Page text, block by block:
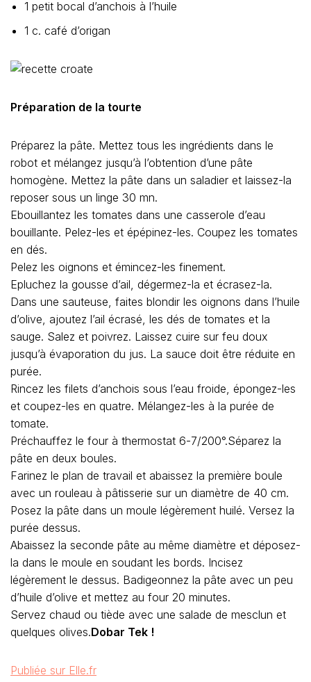
1 petit bocal d’anchois à l’huile
1 c. café d’origan
Préparation de la tourte
Préparez la pâte. Mettez tous les ingrédients dans le
robot et mélangez jusqu’à l’obtention d’une pâte
homogène. Mettez la pâte dans un saladier et laissez-la
reposer sous un linge 30 mn.
Ebouillantez les tomates dans une casserole d’eau
bouillante. Pelez-les et épépinez-les. Coupez les tomates
en dés.
Pelez les oignons et émincez-les finement.
Epluchez la gousse d’ail, dégermez-la et écrasez-la.
Dans une sauteuse, faites blondir les oignons dans l’huile
d’olive, ajoutez l’ail écrasé, les dés de tomates et la
sauge. Salez et poivrez. Laissez cuire sur feu doux
jusqu’à évaporation du jus. La sauce doit être réduite en
purée.
Rincez les filets d’anchois sous l’eau froide, épongez-les
et coupez-les en quatre. Mélangez-les à la purée de
tomate.
Préchauffez le four à thermostat 6-7/200°.Séparez la
pâte en deux boules.
Farinez le plan de travail et abaissez la première boule
avec un rouleau à pâtisserie sur un diamètre de 40 cm.
Posez la pâte dans un moule légèrement huilé. Versez la
purée dessus.
Abaissez la seconde pâte au même diamètre et déposez-
la dans le moule en soudant les bords. Incisez
légèrement le dessus. Badigeonnez la pâte avec un peu
d’huile d’olive et mettez au four 20 minutes.
Servez chaud ou tiède avec une salade de mesclun et
quelques olives.Dobar Tek !
Publiée sur Elle.fr